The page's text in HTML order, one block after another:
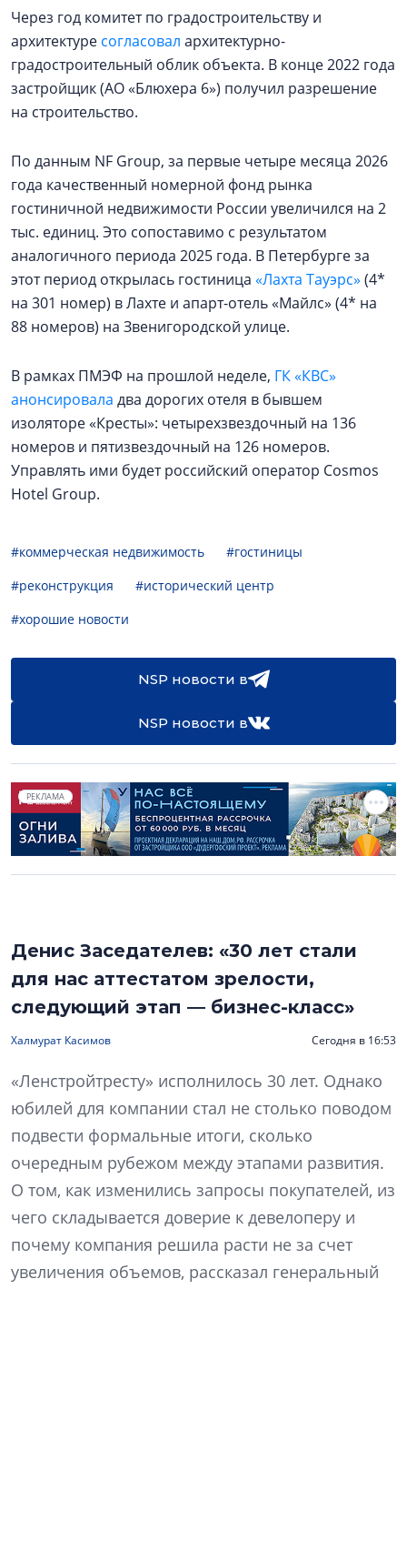
Через год комитет по градостроительству и
архитектуре согласовал архитектурно-
градостроительный облик объекта. В конце 2022 года
застройщик (АО «Блюхера 6») получил разрешение
на строительство.
По данным NF Group, за первые четыре месяца 2026
года качественный номерной фонд рынка
гостиничной недвижимости России увеличился на 2
тыс. единиц. Это сопоставимо с результатом
аналогичного периода 2025 года. В Петербурге за
этот период открылась гостиница «Лахта Тауэрс» (4*
на 301 номер) в Лахте и апарт-отель «Майлс» (4* на
88 номеров) на Звенигородской улице.
В рамках ПМЭФ на прошлой неделе, ГК «КВС»
анонсировала два дорогих отеля в бывшем
изоляторе «Кресты»: четырехзвездочный на 136
номеров и пятизвездочный на 126 номеров.
Управлять ими будет российский оператор Cosmos
Hotel Group.
#коммерческая недвижимость
#гостиницы
#реконструкция
#исторический центр
#хорошие новости
NSP новости в
NSP новости в
РЕКЛАМА
Денис Заседателев: «30 лет стали
для нас аттестатом зрелости,
следующий этап — бизнес-класс»
Халмурат Касимов Сегодня в 16:53
«Ленстройтресту» исполнилось 30 лет. Однако
юбилей для компании стал не столько поводом
подвести формальные итоги, сколько
очередным рубежом между этапами развития.
О том, как изменились запросы покупателей, из
чего складывается доверие к девелоперу и
почему компания решила расти не за счет
увеличения объемов, рассказал генеральный